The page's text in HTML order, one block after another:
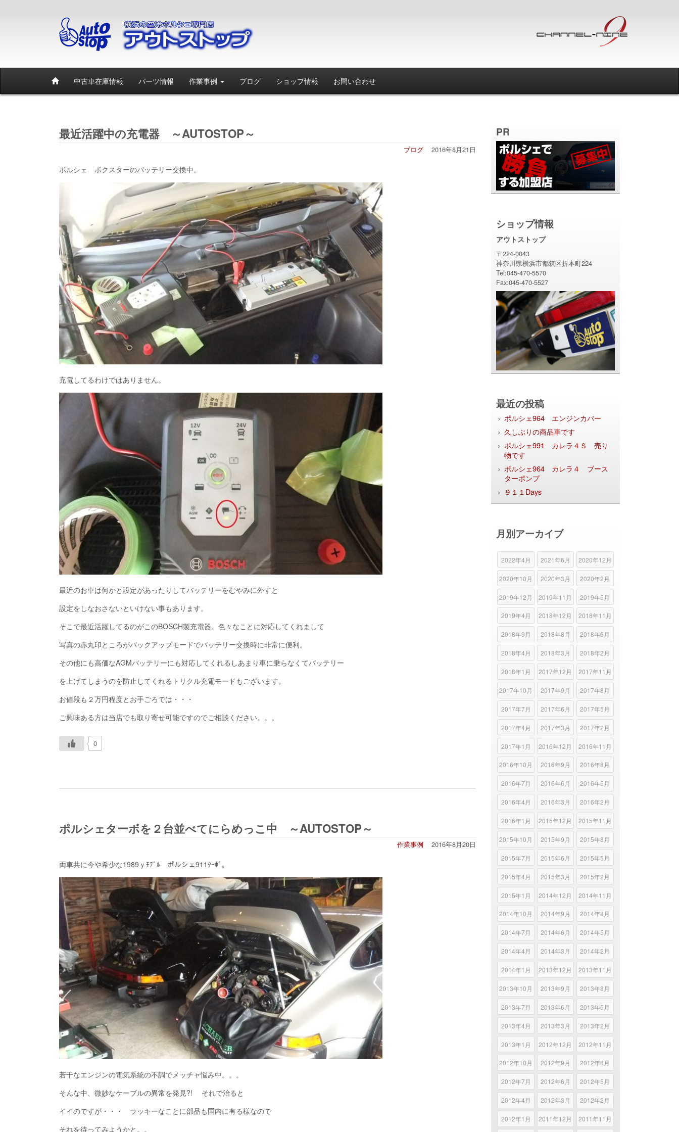
中古車在庫情報 パーツ情報 作業事例 ブログ ショップ情報 お問い合わせ
最近活躍中の充電器 ～AUTOSTOP～
2016年8月21日
ブログ
ポルシェ ボクスターのバッテリー交換中。
充電してるわけではありません。
最近のお車は何かと設定があったりしてバッテリーをむやみに外すと
設定をしなおさないといけない事もあります。
そこで最近活躍してるのがこのBOSCH製充電器。色々なことに対応してくれまして
写真の赤丸印ところがバックアップモードでバッテリー交換時に非常に便利。
その他にも高価なAGMバッテリーにも対応してくれるしあまり車に乗らなくてバッテリー
を上げてしまうのを防止してくれるトリクル充電モードもございます。
お値段も２万円程度とお手ごろでは・・・
ご興味ある方は当店でも取り寄せ可能ですのでご相談ください。。。
h
t
.
/
2
b
u
I
0
ポルシェターボを２台並べてにらめっこ中 ～AUTOSTOP～
2016年8月20日
作業事例
両車共に今や希少な1989ｙﾓﾃﾞﾙ ポルシェ911ﾀｰﾎﾞ。
若干なエンジンの電気系統の不調でメッチャ悩み中。。。
そんな中、微妙なケーブルの異常を発見?! それで治ると
イイのですが・・・ ラッキーなことに部品も国内に有る様なので
それを待ってみようかと。。
PR
ショップ情報
アウトストップ
〒224-0043
神奈川県横浜市都筑区折本町224
Tel:045-470-5570
Fax:045-470-5527
最近の投稿
ポルシェ964 エンジンカバー
久しぶりの商品車です
ポルシェ991 カレラ４Ｓ 売り
物です
ポルシェ964 カレラ４ ブース
ターポンプ
９１１Days
月別アーカイブ
2022年4月 2021年6月 2020年12月
2020年10月 2020年3月 2020年2月
2019年12月 2019年11月 2019年5月
2019年4月 2018年12月 2018年11月
2018年9月 2018年8月 2018年6月
2018年4月 2018年3月 2018年2月
2018年1月 2017年12月 2017年11月
2017年10月 2017年9月 2017年8月
2017年7月 2017年6月 2017年5月
2017年4月 2017年3月 2017年2月
2017年1月 2016年12月 2016年11月
2016年10月 2016年9月 2016年8月
2016年7月 2016年6月 2016年5月
2016年4月 2016年3月 2016年2月
2016年1月 2015年12月 2015年11月
2015年10月 2015年9月 2015年8月
2015年7月 2015年6月 2015年5月
2015年4月 2015年3月 2015年2月
2015年1月 2014年12月 2014年11月
2014年10月 2014年9月 2014年8月
2014年7月 2014年6月 2014年5月
2014年4月 2014年3月 2014年2月
2014年1月 2013年12月 2013年11月
2013年10月 2013年9月 2013年8月
2013年7月 2013年6月 2013年5月
2013年4月 2013年3月 2013年2月
2013年1月 2012年12月 2012年11月
2012年10月 2012年9月 2012年8月
2012年7月 2012年6月 2012年5月
2012年4月 2012年3月 2012年2月
2012年1月 2011年12月 2011年11月